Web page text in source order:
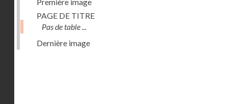
PAGE DE TITRE
Pas de table ...
Dernière image